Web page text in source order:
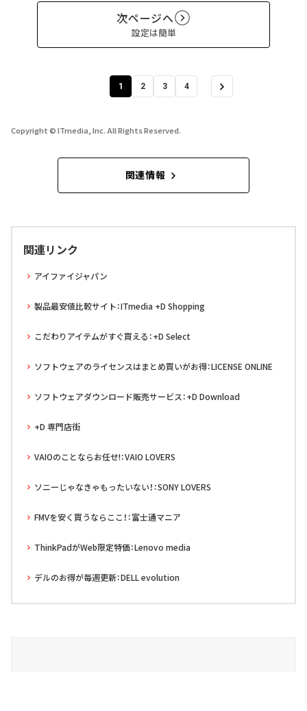
次ページへ
設定は簡単
1 2 3 4
Copyright © ITmedia, Inc. All Rights Reserved.
関連情報
関連リンク
アイファイジャパン
製品最安値比較サイト：ITmedia +D Shopping
こだわりアイテムがすぐ買える：+D Select
ソフトウェアのライセンスはまとめ買いがお得：LICENSE ONLINE
ソフトウェアダウンロード販売サービス：+D Download
+D 専門店街
VAIOのことならお任せ!：VAIO LOVERS
ソニーじゃなきゃもったいない！：SONY LOVERS
FMVを安く買うならここ！：富士通マニア
ThinkPadがWeb限定特価：Lenovo media
デルのお得が毎週更新：DELL evolution